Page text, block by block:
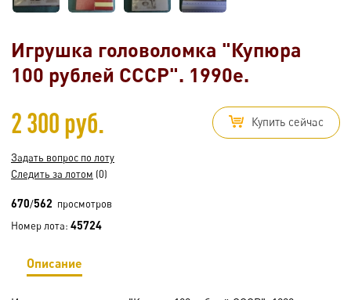
Игрушка головоломка "Купюра
100 рублей СССР". 1990е.
2 300 руб. Купить сейчас
Задать вопрос по лоту
Следить за лотом (0)
670/562 просмотров
Номер лота: 45724
Описание